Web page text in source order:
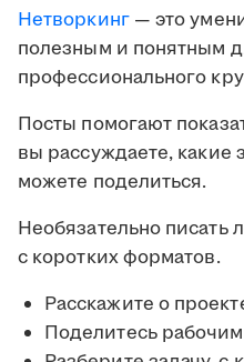
Нетворкинг— это
полезным и понятным
профессионального
Посты помогают
вы рассуждаете, какие
можете поделиться.
Необязательно писать
с коротких форматов.
Расскажите о
Поделитесь